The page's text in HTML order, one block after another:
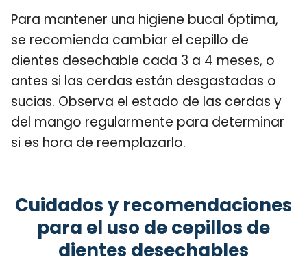
Para mantener una higiene bucal óptima,
se recomienda cambiar el cepillo de
dientes desechable cada 3 a 4 meses, o
antes si las cerdas están desgastadas o
sucias. Observa el estado de las cerdas y
del mango regularmente para determinar
si es hora de reemplazarlo.
Cuidados y recomendaciones
para el uso de cepillos de
dientes desechables